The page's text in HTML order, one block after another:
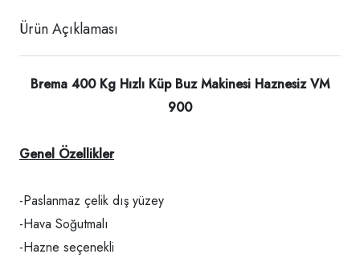
Ürün Açıklaması
Brema 400 Kg Hızlı Küp Buz Makinesi Haznesiz VM
900
Genel Özellikler
-Paslanmaz çelik dış yüzey
-Hava Soğutmalı
-Hazne seçenekli